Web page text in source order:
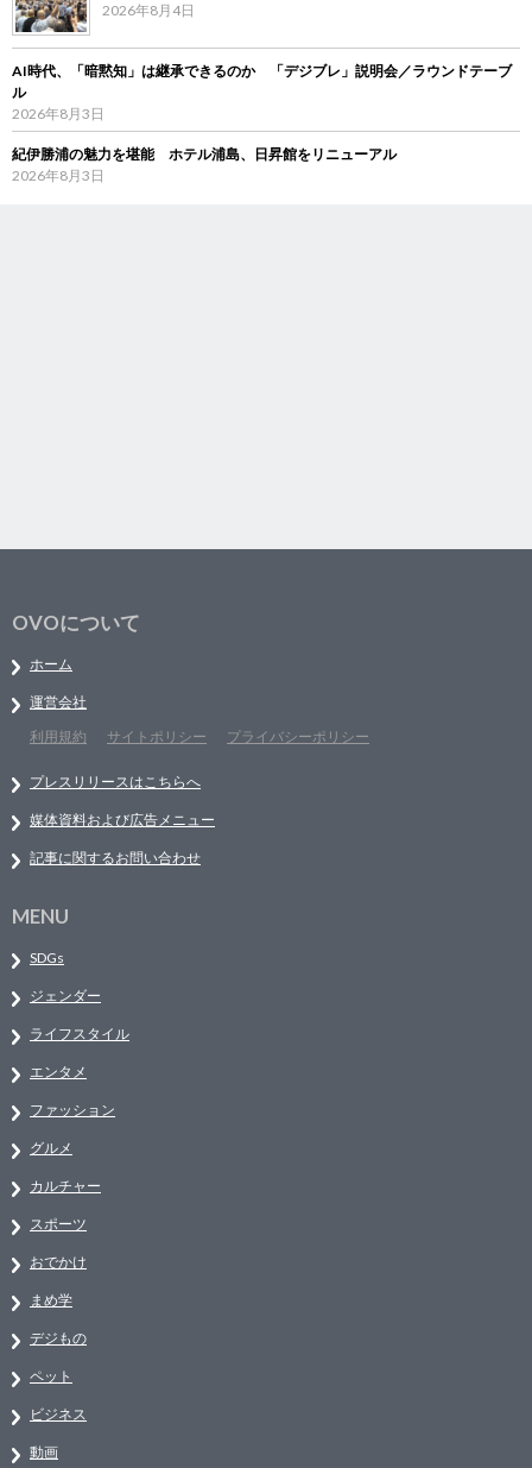
2026年8月4日
AI時代、「暗黙知」は継承できるのか 「デジブレ」説明会／ラウンドテーブ
ル
2026年8月3日
紀伊勝浦の魅力を堪能 ホテル浦島、日昇館をリニューアル
2026年8月3日
OVOについて
ホーム
運営会社
利用規約
サイトポリシー プライバシーポリシー
プレスリリースはこちらへ
媒体資料および広告メニュー
記事に関するお問い合わせ
MENU
SDGs
ジェンダー
ライフスタイル
エンタメ
ファッション
グルメ
カルチャー
スポーツ
おでかけ
まめ学
デジもの
ペット
ビジネス
動画